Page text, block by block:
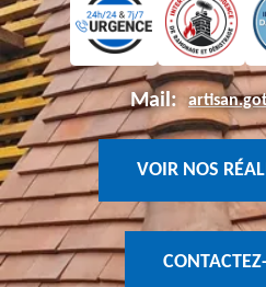
Mail:
VOIR NOS